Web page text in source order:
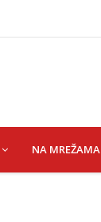
NA MREŽAMA